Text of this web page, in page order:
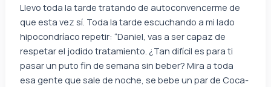
Llevo toda la tarde tratando de autoconvencerme de
que esta vez sí. Toda la tarde escuchando a mi lado
hipocondríaco repetir: “Daniel, vas a ser capaz de
respetar el jodido tratamiento. ¿Tan difícil es para ti
pasar un puto fin de semana sin beber? Mira a toda
esa gente que sale de noche, se bebe un par de Coca-